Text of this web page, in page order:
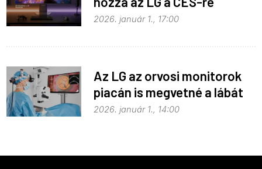
2026. január 1., 17:00
Az LG az orvosi monitorok
piacán is megvetné a lábát
2026. január 1., 14:00